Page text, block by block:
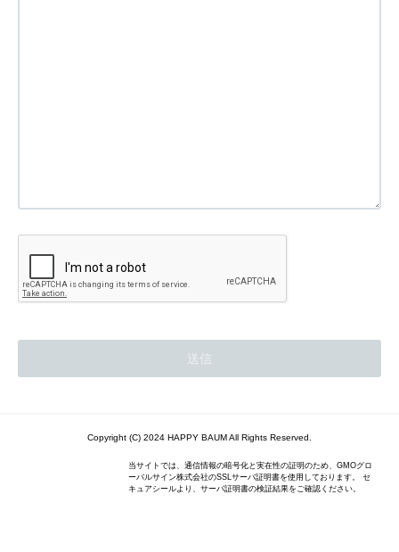
Copyright (C) 2024 HAPPY BAUM All Rights Reserved.
当サイトでは、通信情報の暗号化と実在性の証明のため、GMOグロ
ーバルサイン株式会社のSSLサーバ証明書を使用しております。 セ
キュアシールより、サーバ証明書の検証結果をご確認ください。